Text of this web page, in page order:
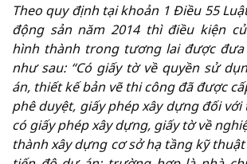
Theo quy định tại khoản 1 Điều 55
động sản năm 2014 thì điều kiện
hình thành trong tương lai được
như sau: “Có giấy tờ về quyền sử
án, thiết kế bản vẽ thi công đã được
phê duyệt, giấy phép xây dựng đối
có giấy phép xây dựng, giấy tờ về
thành xây dựng cơ sở hạ tầng kỹ